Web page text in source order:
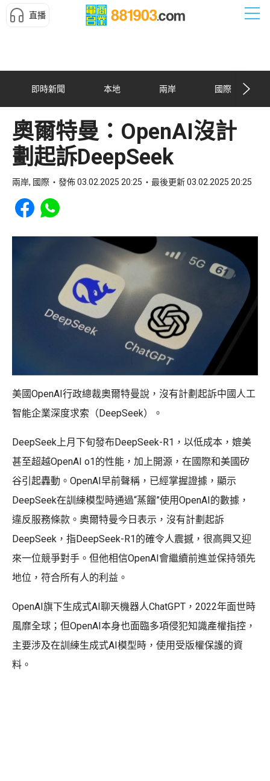
直播
即時新聞 本地 兩岸 國際
奧爾特曼：OpenAI沒計
劃起訴DeepSeek
兩岸, 國際 發佈 03.02.2025 20:25 最後更新 03.02.2025 20:25
Share to Facebook
Share to WhatsApp
美國OpenAI行政總裁奧爾特曼說，沒有計劃起訴中國人工
智能企業深度求索（DeepSeek）。
DeepSeek上月下旬發布DeepSeek-R1，以低成本，媲美
甚至超越OpenAI o1的性能，加上開源，在國際和美國矽
谷引起轟動。OpenAI早前聲稱，已經掌握證據，顯示
DeepSeek在訓練模型時通過“蒸餾”使用OpenAI的數據，
違反服務條款。奧爾特曼今日表示，沒有計劃起訴
DeepSeek，指DeepSeek-R1的確令人震撼，很高興又迎
來一位競爭對手。但他相信OpenAI會繼續前進並保持領先
地位，符合所有人的利益。
OpenAI旗下生成式AI聊天機器人ChatGPT，2022年面世時
風靡全球；但OpenAI本身也面臨多項侵犯知識產權指控，
主要涉及在訓練生成式AI模型時，使用受版權保護的資
料。